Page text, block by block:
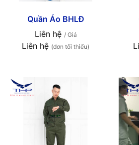
Quần Áo BHLĐ
Liên hệ / Giá
Liên hệ (đơn tối thiểu)